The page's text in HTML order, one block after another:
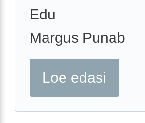
Edu
Margus Punab
Loe edasi